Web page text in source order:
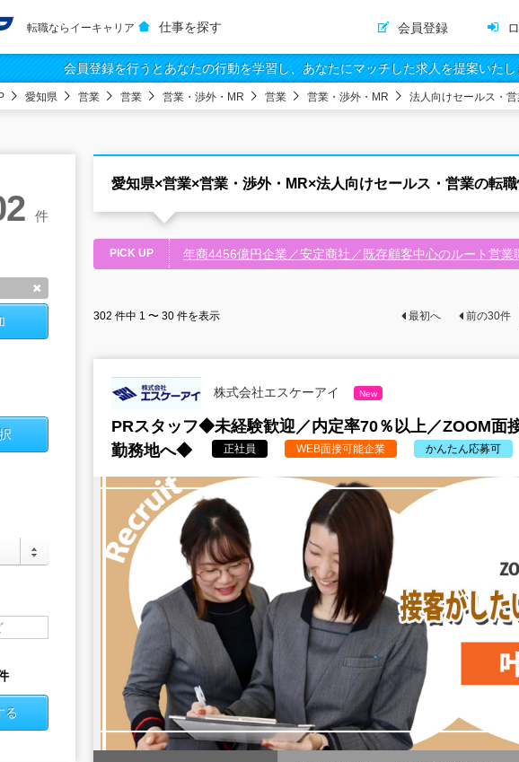
転職ならイーキャリア 仕事を探す 会員登録
会員登録を行うとあなたの行動を学習し、あなたにマッチした求人を提案いたし
愛知県 営業 営業 営業・渉外・MR 営業 営業・渉外・MR 法人向けセールス・
愛知県×営業×営業・渉外・MR×法人向けセールス・営業の転
PICK UP 年商4456億円企業／安定商社／既存顧客中心のルート営
302 件中 1 〜 30 件を表示 最初へ 前の30件
株式会社エスケーアイ New
PRスタッフ◆未経験歓迎／内定率70％以上／ZOOM面
勤務地へ◆
正社員 WEB面接可能企業 かんたん応募可
件
る